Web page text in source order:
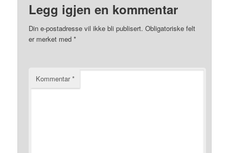
Legg igjen en kommentar
Din e-postadresse vil ikke bli publisert. Obligatoriske felt
er merket med*
Kommentar*